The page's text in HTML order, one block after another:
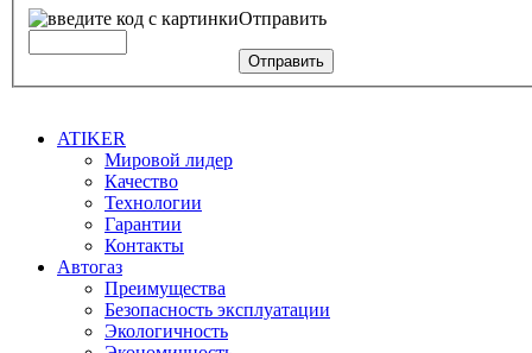
Отправить
Отправить
ATIKER
Мировой лидер
Качество
Технологии
Гарантии
Контакты
Автогаз
Преимущества
Безопасность эксплуатации
Экологичность